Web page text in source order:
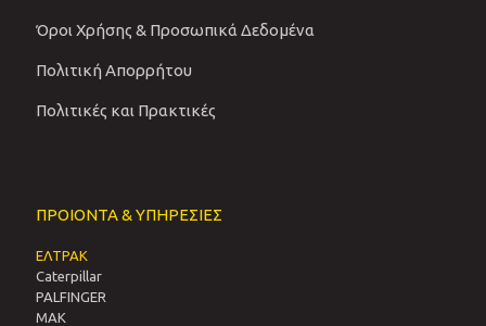
Όροι Χρήσης & Προσωπικά Δεδομένα
Πολιτική Απορρήτου
Πολιτικές και Πρακτικές
ΠΡΟΙΟΝΤΑ & ΥΠΗΡΕΣΙΕΣ
ΕΛΤΡΑΚ
Caterpillar
PALFINGER
MAK